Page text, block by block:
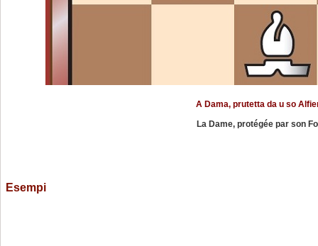
A Dama, prutetta da u so
La Dame, protégée par son
Esempi